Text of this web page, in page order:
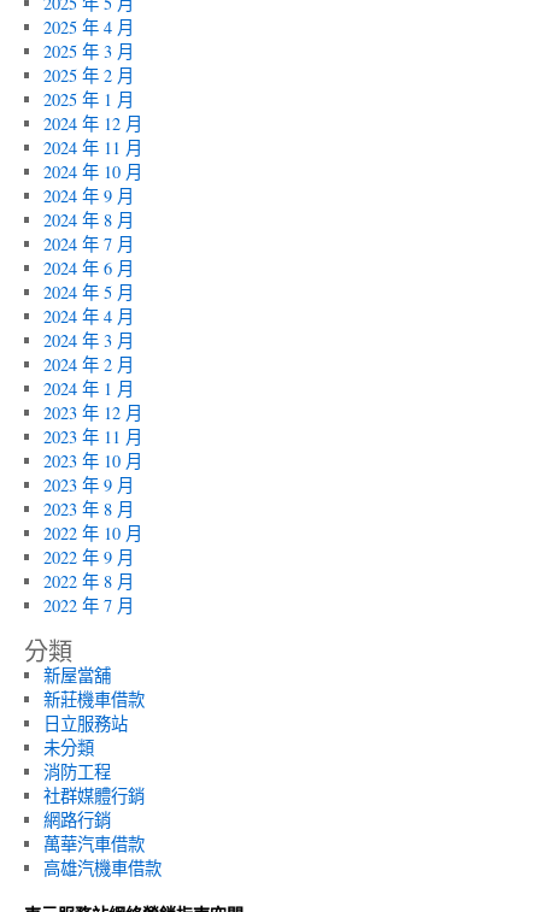
2025 年 4 月
2025 年 3 月
2025 年 2 月
2025 年 1 月
2024 年 12 月
2024 年 11 月
2024 年 10 月
2024 年 9 月
2024 年 8 月
2024 年 7 月
2024 年 6 月
2024 年 5 月
2024 年 4 月
2024 年 3 月
2024 年 2 月
2024 年 1 月
2023 年 12 月
2023 年 11 月
2023 年 10 月
2023 年 9 月
2023 年 8 月
2022 年 10 月
2022 年 9 月
2022 年 8 月
2022 年 7 月
分類
新屋當舖
新莊機車借款
日立服務站
未分類
消防工程
社群媒體行銷
網路行銷
萬華汽車借款
高雄汽機車借款